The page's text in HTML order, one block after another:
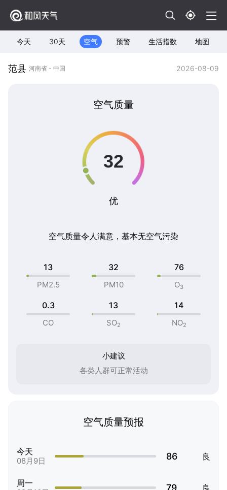
今天 30天 空气 预警 生活指数 地图
范县 河南省 - 中国 2026-08-09
空气质量
优
空气质量令人满意，基本无空气污染
13
PM2.5
32
PM10
76
O3
0.3
CO
13
SO2
14
NO2
小建议
各类人群可正常活动
空气质量预报
今天
08月9日 86 良
周一 79 良